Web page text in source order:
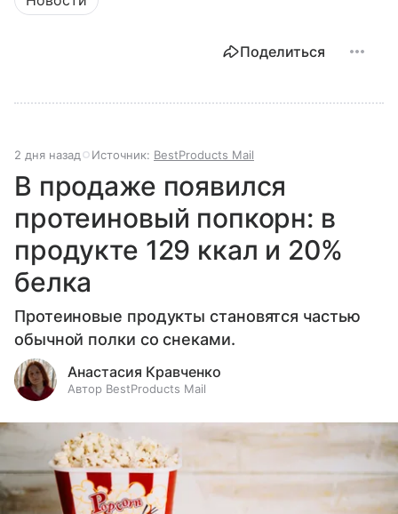
Поделиться
2 дня назад Источник: BestProducts Mail
В продаже появился
протеиновый попкорн: в
продукте 129 ккал и 20%
белка
Протеиновые продукты становятся частью
обычной полки со снеками.
Анастасия Кравченко
Автор BestProducts Mail